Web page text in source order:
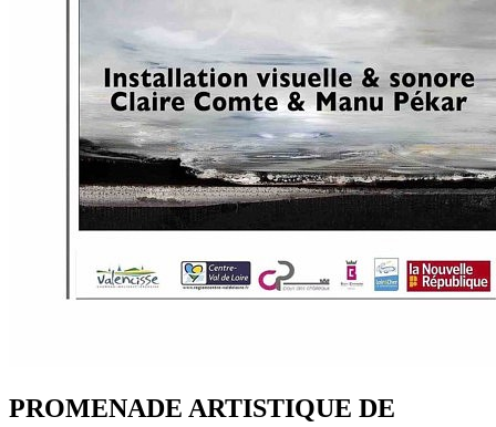
PROMENADE ARTISTIQUE DE